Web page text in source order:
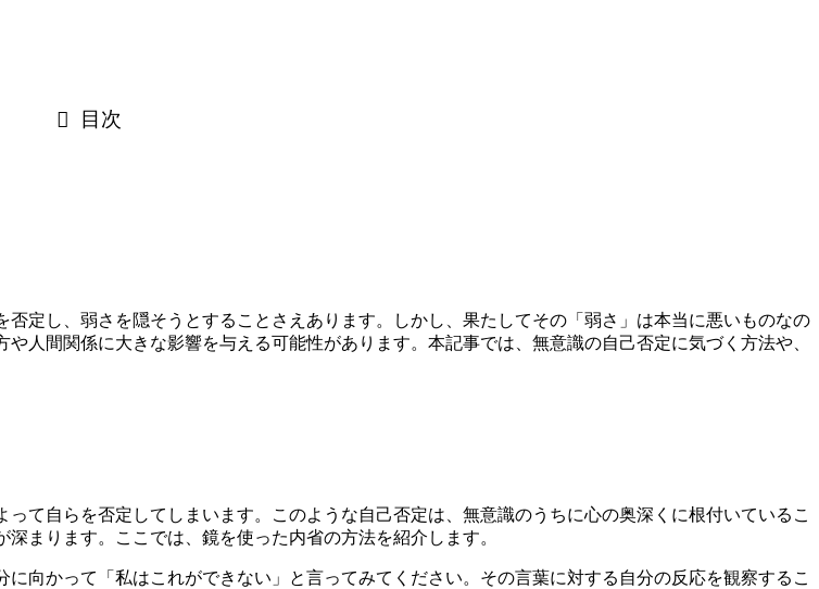
目次
定し、弱さを隠そうとすることさえあります。しかし、果たしてその「弱さ」は本当に悪いものなの
人間関係に大きな影響を与える可能性があります。本記事では、無意識の自己否定に気づく方法や、
て自らを否定してしまいます。このような自己否定は、無意識のうちに心の奥深くに根付いているこ
まります。ここでは、鏡を使った内省の方法を紹介します。
向かって「私はこれができない」と言ってみてください。その言葉に対する自分の反応を観察するこ